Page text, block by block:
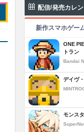
配信/発売カレ
新作スマホゲー
ONE
トラン
Bandai
デイヴ
モンス